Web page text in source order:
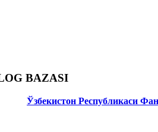
BAZASI
Ўзбекистон Республикаси